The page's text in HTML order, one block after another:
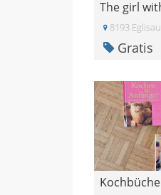
8193 Eglisau
Gratis